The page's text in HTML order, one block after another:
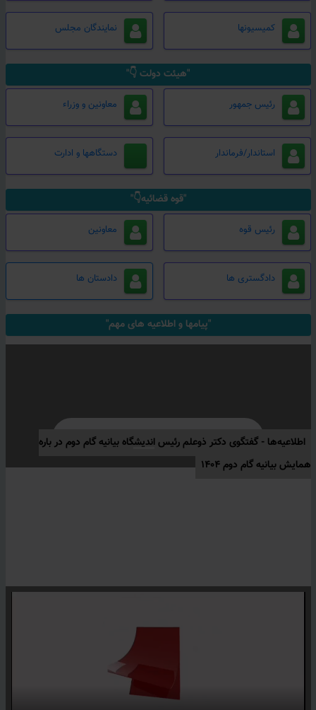
کمیسیونها نمایندگان مجلس
"هیئت دولت 👇"
رئیس جمهور معاونین و وزراء
استاندار/فرماندار دستگاهها و ادارت
"قوه قضائیه👇"
رئیس قوه معاونین
دادگستری ها دادستان ها
"پیامها و اطلاعیه های مهم"
اطلاعیه‌ها -گفتگوی دکتر ذوعلم رئیس اندیشگاه بیانیه گام دوم در باره
همایش بیانیه گام دوم ۱۴۰۴